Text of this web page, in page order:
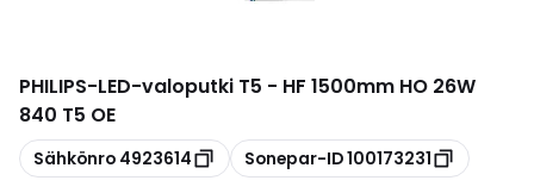
PHILIPS-LED-valoputki T5 - HF 1500mm HO 26W
840 T5 OE
Kopioi
Sähkönro 4923614 Kopioi
Sonepar-ID100173231